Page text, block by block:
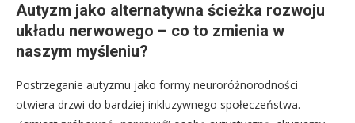
Autyzm jako alternatywna ścieżka rozwoju
układu nerwowego – co to zmienia w
naszym myśleniu?
Postrzeganie autyzmu jako formy neuroróżnorodności
otwiera drzwi do bardziej inkluzywnego społeczeństwa.